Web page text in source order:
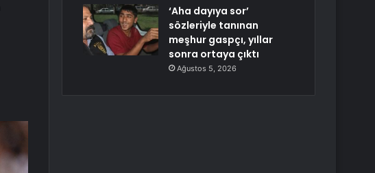
‘Aha dayıya sor’
sözleriyle tanınan
meşhur gaspçı, yıllar
sonra ortaya çıktı
Ağustos 5, 2026